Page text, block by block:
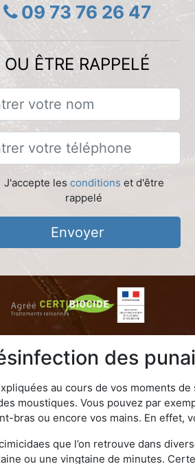
09 73 76 26 47
OU ÊTRE RAPPELÉ
J'accepte les conditions et d'être
rappelé
Envoyer
des
au cours de vos moments
moustiques. Vous pouvez par
bras ou encore vos mains. En
que l’on retrouve dans
ou une vingtaine de minutes.